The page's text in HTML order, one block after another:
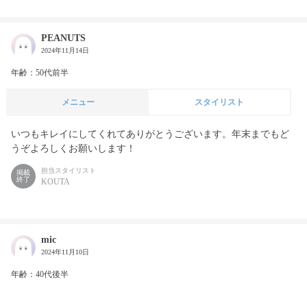
PEANUTS
2024年11月14日
年齢：50代前半
メニュー スタイリスト
いつもキレイにしてくれてありがとうございます。年末までもど
うぞよろしくお願いします！
掲載
終了
担当スタイリスト
KOUTA
mic
2024年11月10日
年齢：40代後半